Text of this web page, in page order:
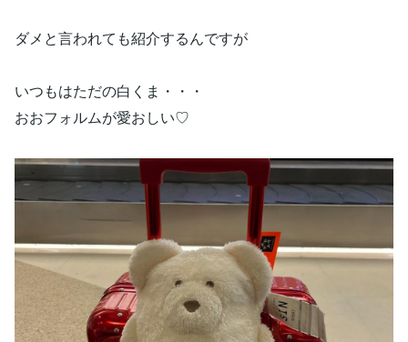
ダメと言われても紹介するんですが
いつもはただの白くま・・・
おおフォルムが愛おしい♡